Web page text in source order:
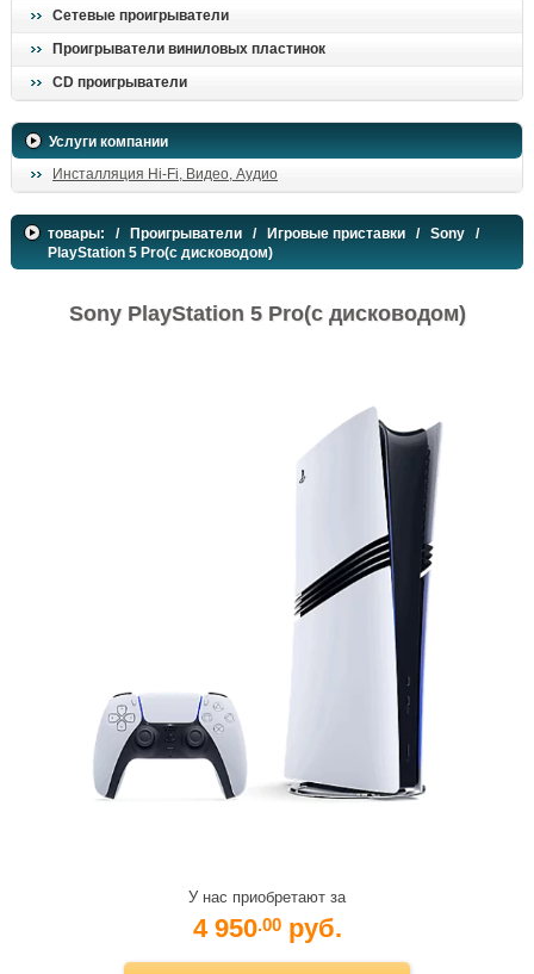
дом, сад, стройка
о нас
Сетевые проигрыватели
Проигрыватели виниловых пластинок
CD проигрыватели
Услуги компании
Инсталляция Hi-Fi, Видео, Аудио
товары: / Проигрыватели / Игровые приставки / Sony /
PlayStation 5 Pro(с дисководом)
Sony PlayStation 5 Pro(с дисководом)
У нас приобретают за
4 950.00 руб.